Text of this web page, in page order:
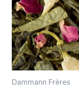
Dammann Frères